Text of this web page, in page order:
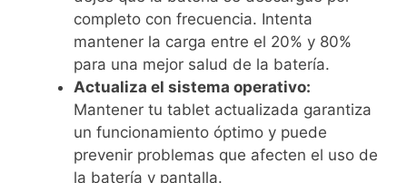
completo con frecuencia. Intenta
mantener la carga entre el 20% y 80%
para una mejor salud de la batería.
Actualiza el sistema operativo:
Mantener tu tablet actualizada garantiza
un funcionamiento óptimo y puede
prevenir problemas que afecten el uso de
la batería y pantalla.